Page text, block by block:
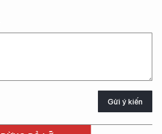
Gửi ý kiến